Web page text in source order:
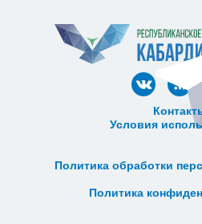
Условия
Политика обработки
Политика